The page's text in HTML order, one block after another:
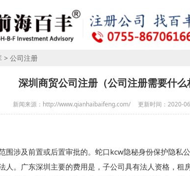
> 公司注册
深圳商贸公司注册（公司注册需要什么
新闻来源：http://www.qianhaibaifeng.com/ 更新时间： 2020-
围涉及前置或后置审批的。蛇口kcw隐秘身份保护隐私
人。广东深圳主要的费用是，子公司具有法人资格，租